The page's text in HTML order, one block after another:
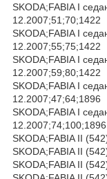
SKODA;FABIA I
12.2007;51;70;1422
SKODA;FABIA I
12.2007;55;75;1422
SKODA;FABIA I
12.2007;59;80;1422
SKODA;FABIA I
12.2007;47;64;1896
SKODA;FABIA I
12.2007;74;100;1896
SKODA;FABIA II
SKODA;FABIA II
SKODA;FABIA II